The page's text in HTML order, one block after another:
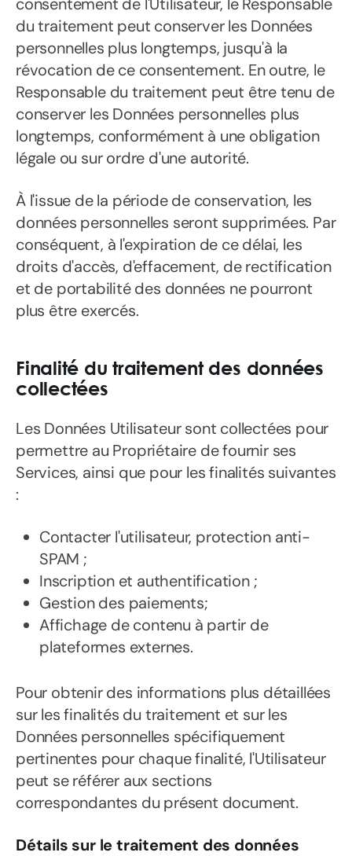
du traitement peut conserver les Données
personnelles plus longtemps, jusqu'à la
révocation de ce consentement. En outre, le
Responsable du traitement peut être tenu de
conserver les Données personnelles plus
longtemps, conformément à une obligation
légale ou sur ordre d'une autorité.
À l'issue de la période de conservation, les
données personnelles seront supprimées. Par
conséquent, à l'expiration de ce délai, les
droits d'accès, d'effacement, de rectification
et de portabilité des données ne pourront
plus être exercés.
Finalité du traitement des données
collectées
Les Données Utilisateur sont collectées pour
permettre au Propriétaire de fournir ses
Services, ainsi que pour les finalités suivantes
:
Contacter l'utilisateur, protection anti-
SPAM ;
Inscription et authentification ;
Gestion des paiements;
Affichage de contenu à partir de
plateformes externes.
Pour obtenir des informations plus détaillées
sur les finalités du traitement et sur les
Données personnelles spécifiquement
pertinentes pour chaque finalité, l'Utilisateur
peut se référer aux sections
correspondantes du présent document.
Détails sur le traitement des données